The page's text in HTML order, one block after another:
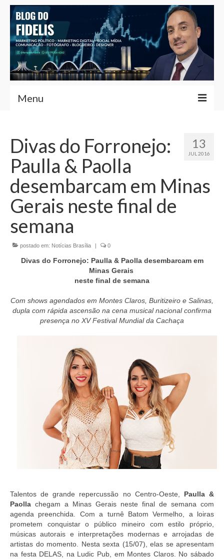
Menu
Fernando Fidelis
Café com Fidelis
Notícias Brasília
Contato
Currículo
13
JUL 2016
Divas do Forronejo:
Paulla & Paolla
desembarcam em Minas
Gerais neste final de
semana
postado em: Notícias Brasília | 0
Divas do Forronejo: Paulla & Paolla desembarcam em
Minas Gerais
neste final de semana
Com shows agendados em Montes Claros, Buritizeiro e Salinas,
dupla com rápida ascensão na cena musical nacional confirma
presença no XV Festival Mundial da Cachaça
Talentos de grande repercussão no Centro-Oeste, Paulla &
Paolla chegam a Minas Gerais neste final de semana com
agenda preenchida. Com a turnê Batom Vermelho, a loiras
prometem conquistar o público mineiro com estilo próprio,
músicas autorais e interpretações modernas e arrojadas de
artistas do momento. Nesta sexta (15/07), elas se apresentam
na festa DELAS, na Ludic Pub, em Montes Claros. No sábado